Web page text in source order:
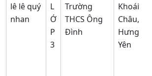
lê lê quý
nhan
L
Ớ
P
3
Trường
THCS Ông
Đình
Khoái
Châu,
Hưng
Yên